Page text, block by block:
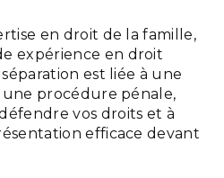
en droit de la famille,
expérience en droit
est liée à une
procédure pénale,
vos droits et à
efficace devant